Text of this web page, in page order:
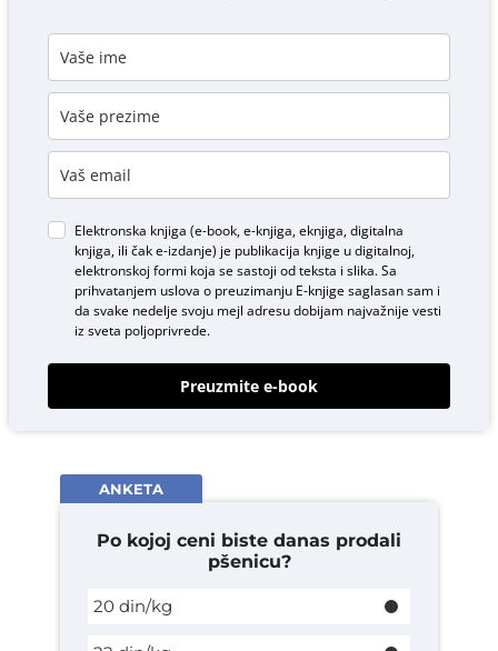
Elektronska knjiga (e-book, e-knjiga, eknjiga, digitalna
knjiga, ili čak e-izdanje) je publikacija knjige u digitalnoj,
elektronskoj formi koja se sastoji od teksta i slika. Sa
prihvatanjem uslova o preuzimanju E-knjigesaglasan sam i
da svake nedelje svoju mejl adresu dobijam najvažnije vesti
iz sveta poljoprivrede.
Preuzmite e-book
ANKETA
Po kojoj ceni biste danas prodali
pšenicu?
20 din/kg